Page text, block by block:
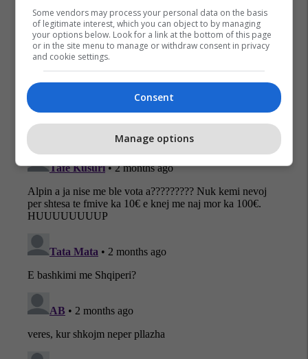
Some vendors may process your personal data on the basis
of legitimate interest, which you can object to by managing
your options below. Look for a link at the bottom of this page
or in the site menu to manage or withdraw consent in privacy
and cookie settings.
Consent
Manage options